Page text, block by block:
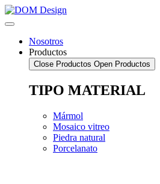
Saltar
al
Nosotros
Productos
Close Productos Open Productos
TIPO MATERIAL
Mármol
Mosaico vitreo
Piedra natural
Porcelanato